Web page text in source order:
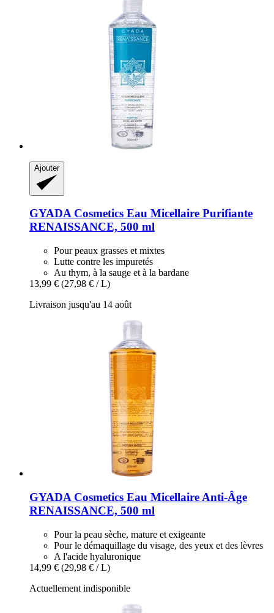
Ajouter
GYADA Cosmetics Eau Micellaire Purifiante
RENAISSANCE, 500 ml
Pour peaux grasses et mixtes
Lutte contre les impuretés
Au thym, à la sauge et à la bardane
13,99 € (27,98 € / L)
Livraison jusqu'au 14 août
GYADA Cosmetics Eau Micellaire Anti-​Âge
RENAISSANCE, 500 ml
Pour la peau sèche, mature et exigeante
Pour le démaquillage du visage, des yeux et des lèvres
A l'acide hyaluronique
14,99 € (29,98 € / L)
Actuellement indisponible